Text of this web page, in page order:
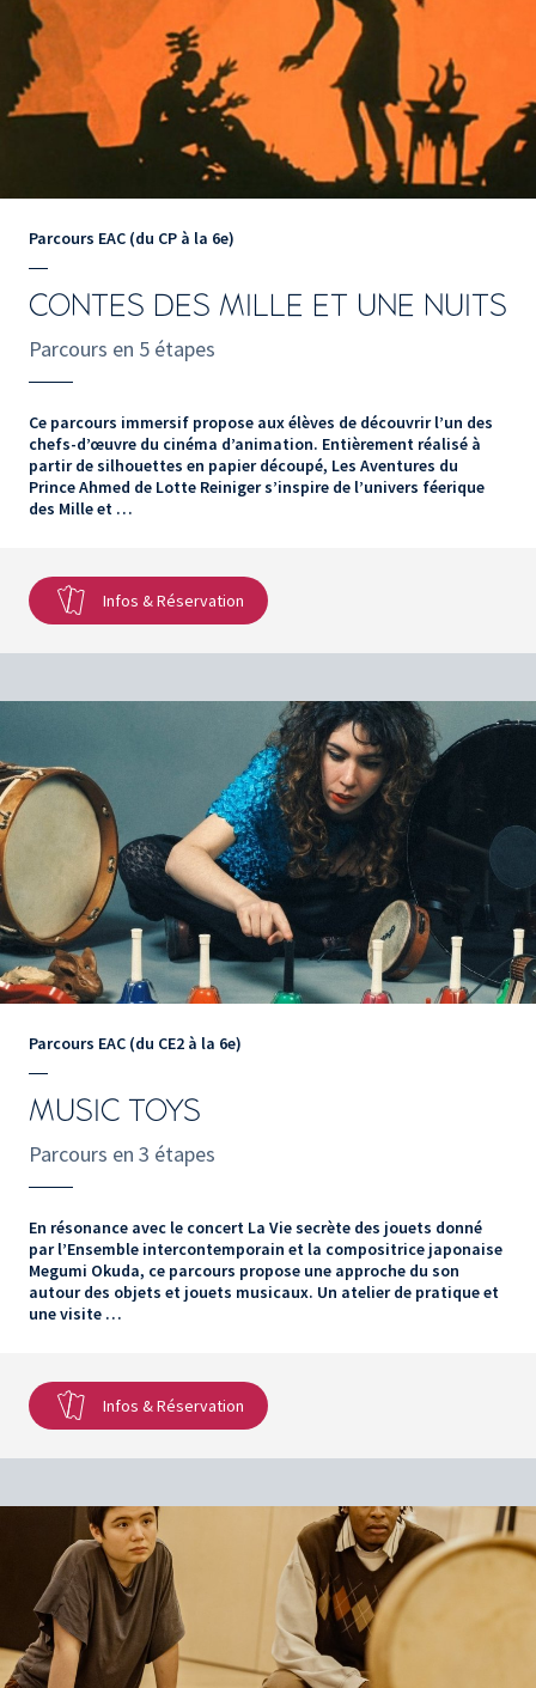
Parcours EAC (du CP à la 6e)
CONTES DES MILLE ET UNE NUITS
Parcours en 5 étapes
Ce parcours immersif propose aux élèves de découvrir l’un des
chefs-d’œuvre du cinéma d’animation. Entièrement réalisé à
partir de silhouettes en papier découpé, Les Aventures du
Prince Ahmed de Lotte Reiniger s’inspire de l’univers féerique
des Mille et …
Infos & Réservation
Parcours EAC (du CE2 à la 6e)
MUSIC TOYS
Parcours en 3 étapes
En résonance avec le concert La Vie secrète des jouets donné
par l’Ensemble intercontemporain et la compositrice japonaise
Megumi Okuda, ce parcours propose une approche du son
autour des objets et jouets musicaux. Un atelier de pratique et
une visite …
Infos & Réservation